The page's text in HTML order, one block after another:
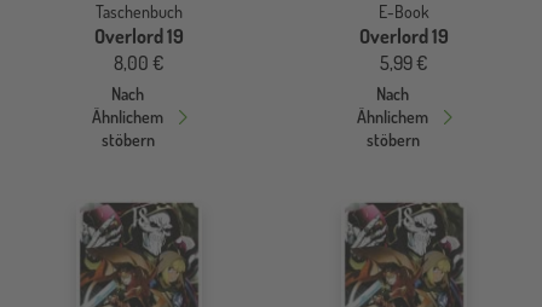
Taschenbuch
Overlord 19
8,00 €
Nach
Ähnlichem
stöbern
E-Book
Overlord 19
5,99 €
Nach
Ähnlichem
stöbern